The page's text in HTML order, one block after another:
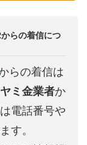
の着信につ
らの着信は
ミ金業者か
電話番号や
す。